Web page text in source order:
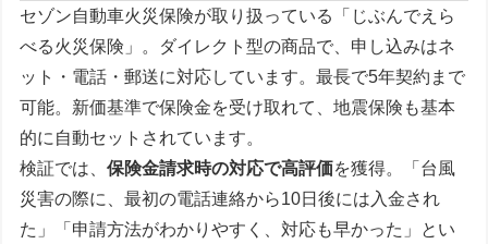
セゾン自動車火災保険が取り扱っている「じぶんでえら
べる火災保険」。ダイレクト型の商品で、申し込みはネ
ット・電話・郵送に対応しています。最長で5年契約まで
可能。新価基準で保険金を受け取れて、地震保険も基本
的に自動セットされています。
検証では、保険金請求時の対応で高評価を獲得。「台風
災害の際に、最初の電話連絡から10日後には入金され
た」「申請方法がわかりやすく、対応も早かった」とい